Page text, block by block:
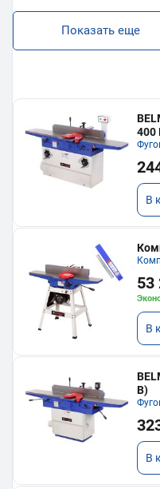
Показать еще
400
В
53
В
В)
В